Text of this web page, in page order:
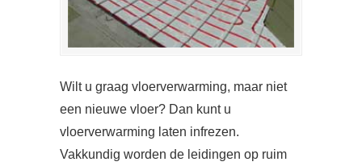
Wilt u graag vloerverwarming, maar niet
een nieuwe vloer? Dan kunt u
vloerverwarming laten infrezen.
Vakkundig worden de leidingen op ruim